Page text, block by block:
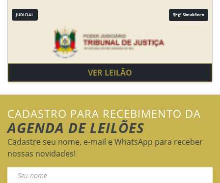
JUDICIAL Simultâneo
VER LEILÃO
CADASTRO PARA RECEBIMENTO DA
AGENDA DE LEILÕES
Cadastre seu nome, e-mail e WhatsApp para receber
nossas novidades!